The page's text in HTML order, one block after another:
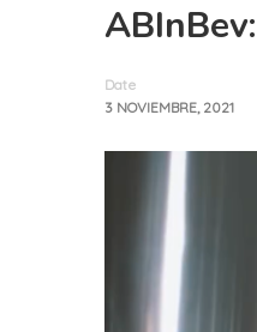
Date
3 NOVIEMBRE, 2021